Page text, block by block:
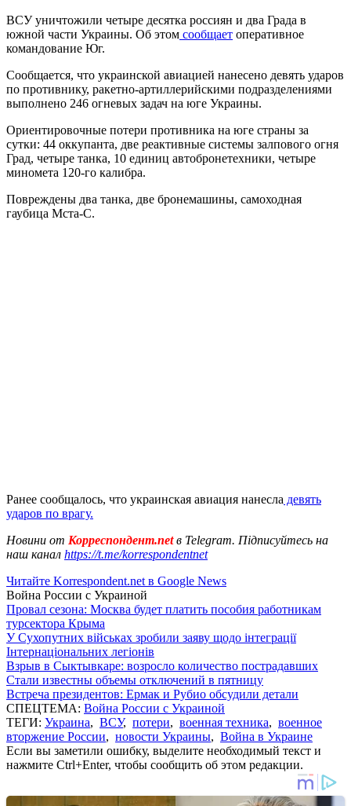
ВСУ уничтожили четыре десятка россиян и два Града в
южной части Украины. Об этом сообщает оперативное
командование Юг.
Сообщается, что украинской авиацией нанесено девять ударов
по противнику, ракетно-артиллерийскими подразделениями
выполнено 246 огневых задач на юге Украины.
Ориентировочные потери противника на юге страны за
сутки: 44 оккупанта, две реактивные системы залпового огня
Град, четыре танка, 10 единиц автобронетехники, четыре
миномета 120-го калибра.
Повреждены два танка, две бронемашины, самоходная
гаубица Мста-С.
Ранее сообщалось, что украинская авиация нанесла девять
ударов по врагу.
Новини от Корреспондент.netв Telegram. Підписуйтесь на
наш канал https://t.me/korrespondentnet
Читайте Korrespondent.net в Google News
Война России с Украиной
Провал сезона: Москва будет платить пособия работникам
турсектора Крыма
У Сухопутних військах зробили заяву щодо інтеграції
Інтернаціональних легіонів
Взрыв в Сыктывкаре: возросло количество пострадавших
Стали известны объемы отключений в пятницу
Встреча президентов: Ермак и Рубио обсудили детали
СПЕЦТЕМА: Война России с Украиной
ТЕГИ: Украина, ВСУ, потери, военная техника, военное
вторжение России, новости Украины, Война в Украине
Если вы заметили ошибку, выделите необходимый текст и
нажмите Ctrl+Enter, чтобы сообщить об этом редакции.